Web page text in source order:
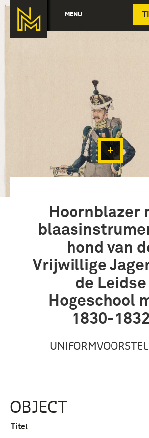
MENU
Hoornblazer
hond van
Vrijwillige
de Leidse
Hogeschool
1830-1832
OBJECT
Titel